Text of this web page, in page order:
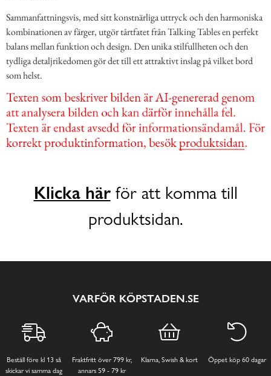
Sammanfattningsvis, med sitt konstnärliga uttryck och den harmoniska
kombinationen av färger, utgör tårtfatet från Talking Tables en perfekt
balans mellan funktion och design. Den unika stilfullheten och den
tydliga detaljrikedomen gör det till ett attraktivt inslag på vilket bord
som helst.
Klicka härför att komma till
produktsidan.
VARFÖR KÖPSTADEN.SE
Beställ före kl 13 så
skickar vi samma dag
Fraktfritt över 799 kr,
annars 59 - 79 kr
Klarna, Swish & kort Öppet köp 60 dagar